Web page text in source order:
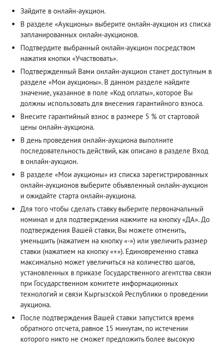
Зайдите в онлайн-аукцион.
В разделе «Аукционы» выберите онлайн-аукцион из списка
запланированных онлайн-аукционов.
Подтвердите выбранный онлайн-аукцион посредством
нажатия кнопки «Участвовать».
Подтвержденный Вами онлайн-аукцион станет доступным в
разделе «Мои аукционы». В данном разделе найдите
значение, указанное в поле «Код оплаты», которое Вы
должны использовать для внесения гарантийного взноса.
Внесите гарантийный взнос в размере 5 % от стартовой
цены онлайн-аукциона.
В день проведения онлайн-аукциона выполните
последовательность действий, как описано в разделе Вход
в онлайн-аукцион.
В разделе «Мои аукционы» из списка зарегистрированных
онлайн-аукционов выберите объявленный онлайн-аукцион
и ожидайте старта онлайн-аукциона.
Для того чтобы сделать ставку выберите первоначальный
номинал и для подтверждения нажмите на кнопку «ДА». До
подтверждения Вашей ставки, Вы можете отменить,
уменьшить (нажатием на кнопку «-») или увеличить размер
ставки (нажатием на кнопку «+»). Единовременно ставка
максимально может увеличиться на количество шагов,
установленных в приказе Государственного агентства связи
при Государственном комитете информационных
технологий и связи Кыргызской Республики о проведении
аукциона.
После подтверждения Вашей ставки запустится время
обратного отсчета, равное 15 минутам, по истечении
которого никто не сможет предложить более высокую